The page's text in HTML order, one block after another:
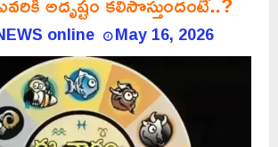
online May 16, 2026